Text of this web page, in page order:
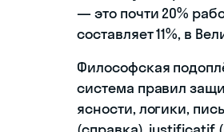
— это почти 20%
составляет 11%, в
Философская
система правил
ясности, логики,